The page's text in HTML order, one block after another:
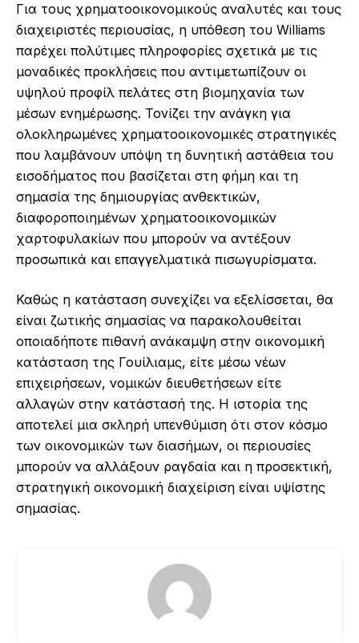
Για τους χρηματοοικονομικούς αναλυτές και τους
διαχειριστές περιουσίας, η υπόθεση του Williams
παρέχει πολύτιμες πληροφορίες σχετικά με τις
μοναδικές προκλήσεις που αντιμετωπίζουν οι
υψηλού προφίλ πελάτες στη βιομηχανία των
μέσων ενημέρωσης. Τονίζει την ανάγκη για
ολοκληρωμένες χρηματοοικονομικές στρατηγικές
που λαμβάνουν υπόψη τη δυνητική αστάθεια του
εισοδήματος που βασίζεται στη φήμη και τη
σημασία της δημιουργίας ανθεκτικών,
διαφοροποιημένων χρηματοοικονομικών
χαρτοφυλακίων που μπορούν να αντέξουν
προσωπικά και επαγγελματικά πισωγυρίσματα.
Καθώς η κατάσταση συνεχίζει να εξελίσσεται, θα
είναι ζωτικής σημασίας να παρακολουθείται
οποιαδήποτε πιθανή ανάκαμψη στην οικονομική
κατάσταση της Γουίλιαμς, είτε μέσω νέων
επιχειρήσεων, νομικών διευθετήσεων είτε
αλλαγών στην κατάστασή της. Η ιστορία της
αποτελεί μια σκληρή υπενθύμιση ότι στον κόσμο
των οικονομικών των διασήμων, οι περιουσίες
μπορούν να αλλάξουν ραγδαία και η προσεκτική,
στρατηγική οικονομική διαχείριση είναι υψίστης
σημασίας.